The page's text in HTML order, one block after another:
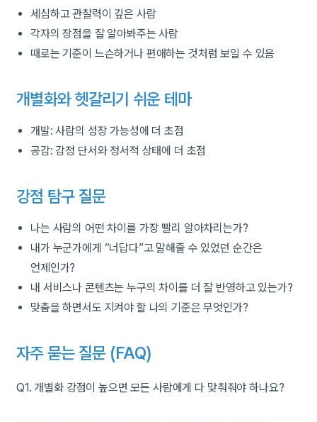
세심하고 관찰력이 깊은 사람
각자의 장점을 잘 알아봐주는 사람
때로는 기준이 느슨하거나 편애하는 것처럼 보일 수 있음
개별화와 헷갈리기 쉬운 테마
개발: 사람의 성장 가능성에 더 초점
공감: 감정 단서와 정서적 상태에 더 초점
강점 탐구 질문
나는 사람의 어떤 차이를 가장 빨리 알아차리는가?
내가 누군가에게 “너답다”고 말해줄 수 있었던 순간은
언제인가?
내 서비스나 콘텐츠는 누구의 차이를 더 잘 반영하고 있는가?
맞춤을 하면서도 지켜야 할 나의 기준은 무엇인가?
자주 묻는 질문 (FAQ)
Q1. 개별화 강점이 높으면 모든 사람에게 다 맞춰줘야 하나요?